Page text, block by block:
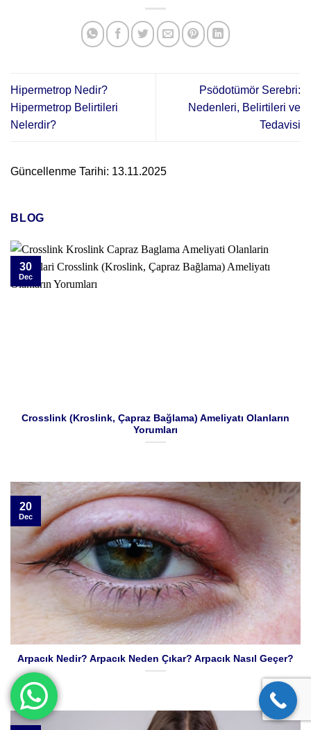
Hipermetrop Nedir?
Hipermetrop Belirtileri
Nelerdir?
Psödotümör Serebri:
Nedenleri, Belirtileri ve
Tedavisi
Güncellenme Tarihi: 13.11.2025
BLOG
Crosslink (Kroslink, Çapraz Bağlama) Ameliyatı Olanların
Yorumları
30
Dec
Arpacık Nedir? Arpacık Neden Çıkar? Arpacık Nasıl Geçer?
20
Dec